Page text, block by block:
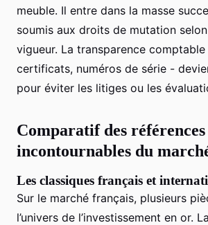
meuble. Il entre dans la masse
soumis aux droits de mutation
vigueur. La transparence
certificats, numéros de série -
pour éviter les litiges ou les
Comparatif des références
incontournables du
Les classiques français et
Sur le marché français, plusieurs
l’univers de l’investissement en or.